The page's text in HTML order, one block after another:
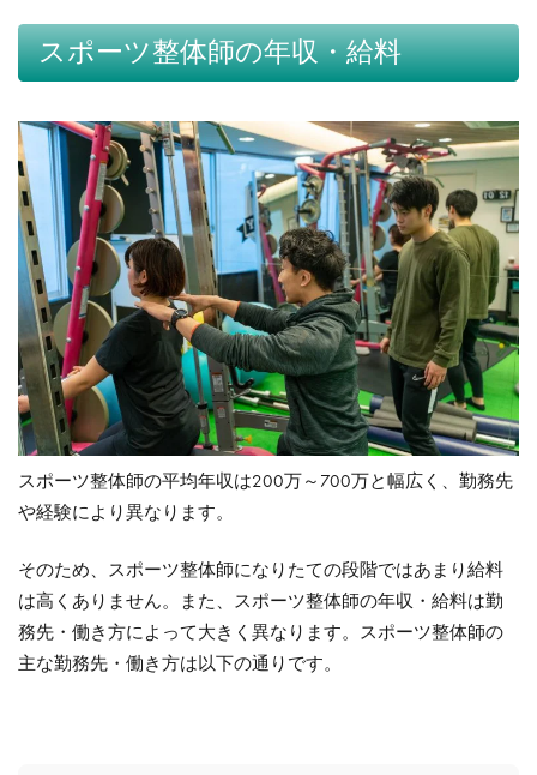
スポーツ整体師の年収・給料
スポーツ整体師の平均年収は200万～700万と幅広く、勤務先
や経験により異なります。
そのため、スポーツ整体師になりたての段階ではあまり給料
は高くありません。また、スポーツ整体師の年収・給料は勤
務先・働き方によって大きく異なります。スポーツ整体師の
主な勤務先・働き方は以下の通りです。